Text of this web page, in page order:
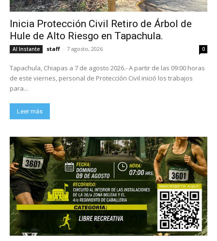
Inicia Protección Civil Retiro de Árbol de
Hule de Alto Riesgo en Tapachula.
Al Instante staff - 7 agosto, 2026 0
Tapachula, Chiapas a 7 de agosto 2026.- A partir de las 09:00 horas
de este viernes, personal de Protección Civil inició los trabajos
para...
Leer más